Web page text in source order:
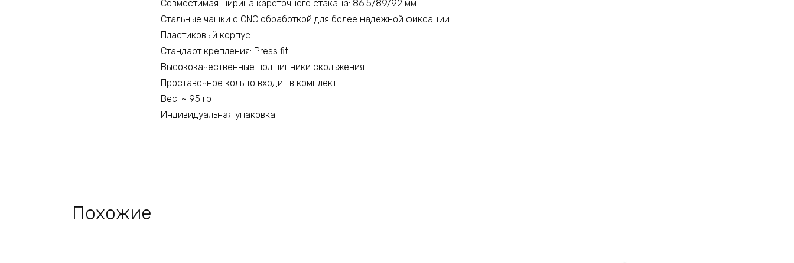
Совместимая ширина кареточного стакана: 86.5/89/92 мм
Стальные чашки с CNC обработкой для более надежной фиксации
Пластиковый корпус
Стандарт крепления: Press fit
Высококачественные подшипники скольжения
Проставочное кольцо входит в комплект
Вес: ~ 95 гр
Индивидуальная упаковка
Похожие